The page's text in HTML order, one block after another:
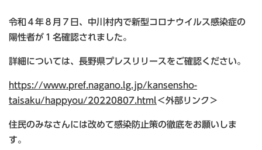
令和４年８月７日、中川村内で新型コロナウイルス感染症の
陽性者が１名確認されました。
詳細については、長野県プレスリリースをご確認ください。
https://www.pref.nagano.lg.jp/kansensho-
taisaku/happyou/20220807.html＜外部リンク＞
住民のみなさんには改めて感染防止策の徹底をお願いしま
す。